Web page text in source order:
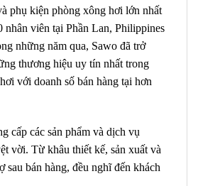
phụ kiện phòng xông hơi lớn nhất
nhân viên tại Phần Lan, Philippines
những năm qua, Sawo đã trở
thương hiệu uy tín nhất trong
với doanh số bán hàng tại hơn
cấp các sản phẩm và dịch vụ
vời. Từ khâu thiết kế, sản xuất và
sau bán hàng, đều nghĩ đến khách